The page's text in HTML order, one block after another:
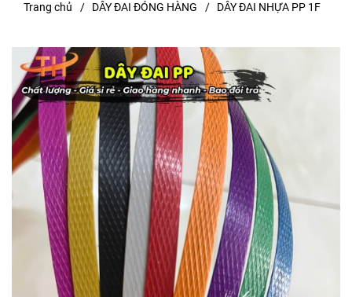
Trang chủ / DÂY ĐAI ĐÓNG HÀNG / DÂY ĐAI NHỰA PP 1F